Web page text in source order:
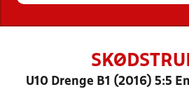
U10 Drenge B1 (2016) 5:5